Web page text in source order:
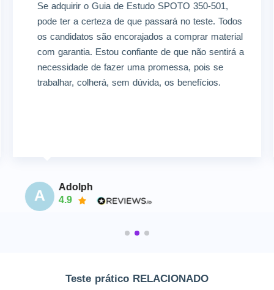
Se adquirir o Guia de Estudo SPOTO 350-501,
pode ter a certeza de que passará no teste. Todos
os candidatos são encorajados a comprar material
com garantia. Estou confiante de que não sentirá a
necessidade de fazer uma promessa, pois se
trabalhar, colherá, sem dúvida, os benefícios.
A
Adolph
4.9
Teste prático RELACIONADO